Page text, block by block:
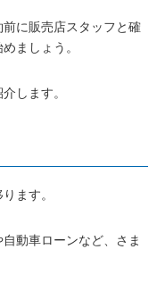
に販売店スタッフと確
ましょう。
します。
ます。
動車ローンなど、さま